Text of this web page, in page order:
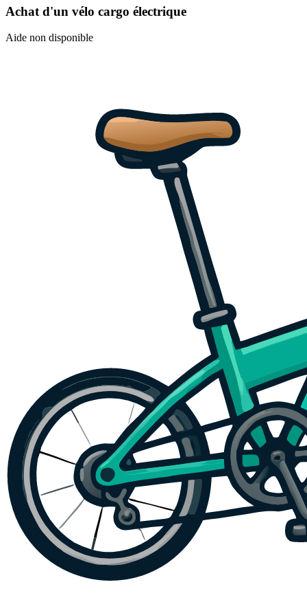
Achat d'un vélo cargo électrique
Aide non disponible